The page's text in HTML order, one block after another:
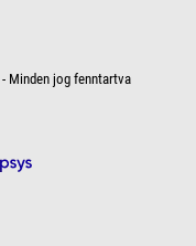
Minden jog fenntartva